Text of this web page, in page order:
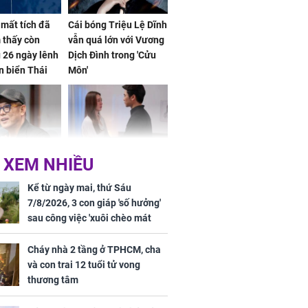
tích đã
còn
26 ngày lênh
biển Thái
Cái bóng Triệu Lệ Dĩnh
vẫn quá lớn với Vương
Dịch Đình trong 'Cửu
Môn'
lên tiếng
thay tim,
minh sức
Cô gái bị ép đi xem
mắt, nhưng vừa thấy
đối tượng mai mối thì
đỏ mặt ‘đứng hình’
NHIỀU
Kể từ ngày mai, thứ Sáu
7/8/2026, 3 con giáp 'số hưởng'
sau công việc 'xuôi chèo mát
mái', tiền tài 'thu về như nước',
tình duyên viên mãn
Cháy nhà 2 tầng ở TPHCM, cha
và con trai 12 tuổi tử vong
thương tâm